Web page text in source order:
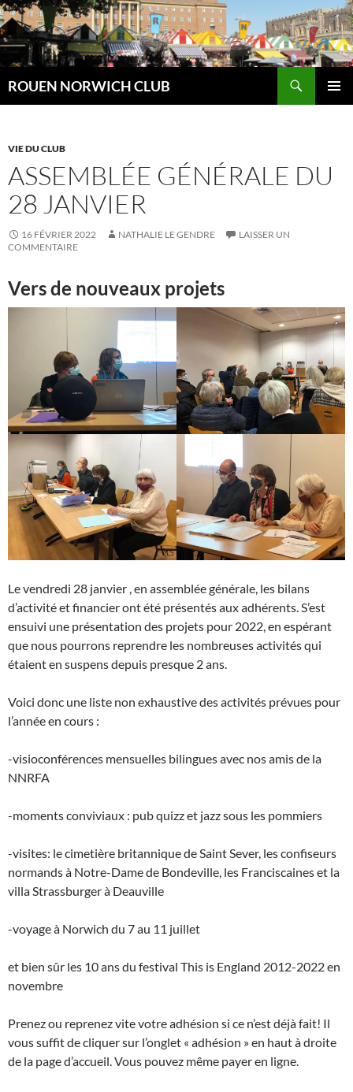
Aller
au
contenu
ROUEN NORWICH CLUB
VIE DU CLUB
ASSEMBLÉE GÉNÉRALE DU
28 JANVIER
16 FÉVRIER 2022 NATHALIE LE GENDRE
LAISSER UN
COMMENTAIRE
Vers de nouveaux projets
Le vendredi 28 janvier , en assemblée générale, les bilans
d’activité et financier ont été présentés aux adhérents. S’est
ensuivi une présentation des projets pour 2022, en espérant
que nous pourrons reprendre les nombreuses activités qui
étaient en suspens depuis presque 2 ans.
Voici donc une liste non exhaustive des activités prévues pour
l’année en cours :
-visioconférences mensuelles bilingues avec nos amis de la
NNRFA
-moments conviviaux : pub quizz et jazz sous les pommiers
-visites: le cimetière britannique de Saint Sever, les confiseurs
normands à Notre-Dame de Bondeville, les Franciscaines et la
villa Strassburger à Deauville
-voyage à Norwich du 7 au 11 juillet
et bien sûr les 10 ans du festival This is England 2012-2022 en
novembre
Prenez ou reprenez vite votre adhésion si ce n’est déjà fait! Il
vous suffit de cliquer sur l’onglet « adhésion » en haut à droite
de la page d’accueil. Vous pouvez même payer en ligne.